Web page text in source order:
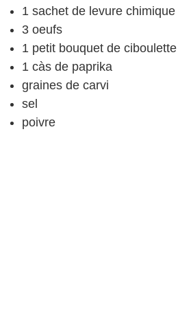
1 sachet de levure chimique
3 oeufs
1 petit bouquet de ciboulette
1 càs de paprika
graines de carvi
sel
poivre